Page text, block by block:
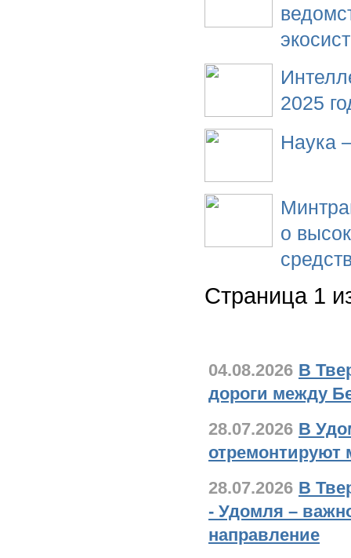
2025
Наука
о
Страница 1
04.08.2026 В
дороги между
28.07.2026 В
отремонтируют
28.07.2026 В
- Удомля –
направление